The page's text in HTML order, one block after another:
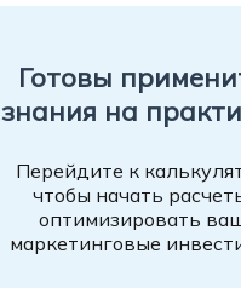
Готовы
знания на
Перейдите к
чтобы начать
оптимизировать
маркетинговые